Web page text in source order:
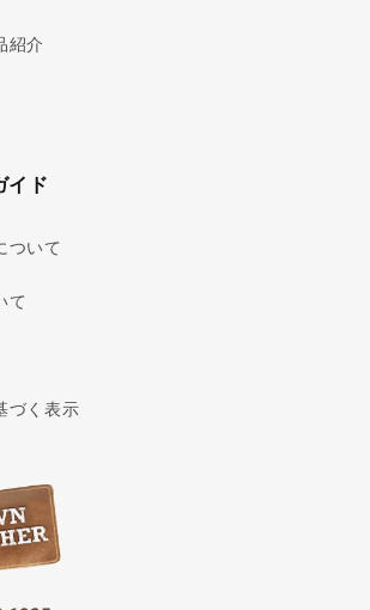
紹介
イド
ついて
て
づく表示